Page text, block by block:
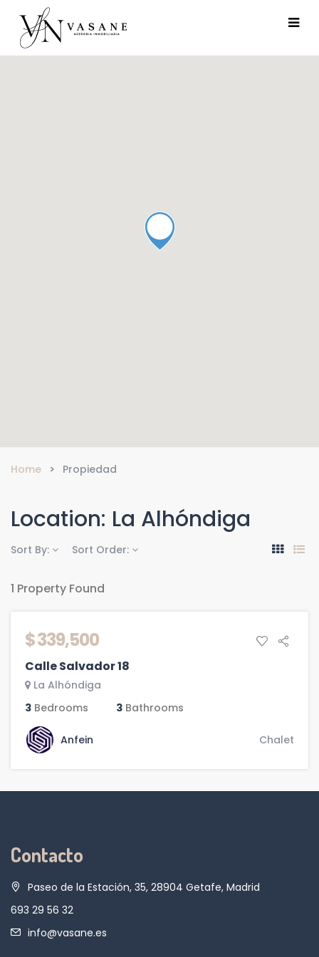
Home Propiedad
Location: La Alhóndiga
Sort By: Sort Order:
1 Property Found
$ 339,500
Calle Salvador 18
La Alhóndiga
3 Bedrooms 3 Bathrooms
Anfein Chalet
Contacto
Paseo de la Estación, 35, 28904 Getafe, Madrid
693 29 56 32
info@vasane.es